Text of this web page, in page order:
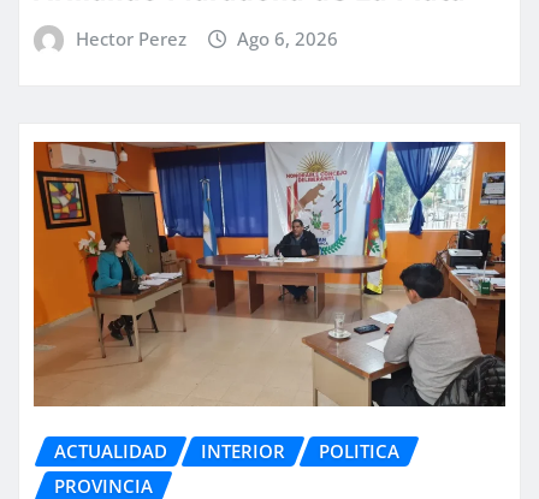
Hector Perez Ago 6, 2026
ACTUALIDAD INTERIOR
POLITICA
PROVINCIA